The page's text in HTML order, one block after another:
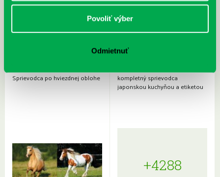
Povoliť výber
Odmietnuť
Rudź, Przemyslaw: Atlas hviezd:
Sprievodca po hviezdnej oblohe
Hardy, Paula: Japonsko na tanieri:
kompletný sprievodca
japonskou kuchyňou a etiketou
+4288